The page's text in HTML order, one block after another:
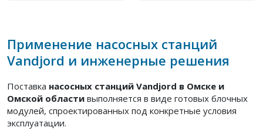
Применение насосных станций
Vandjord и инженерные решения
Поставка насосных станций Vandjord в Омске и
Омской области выполняется в виде готовых блочных
модулей, спроектированных под конкретные условия
эксплуатации.